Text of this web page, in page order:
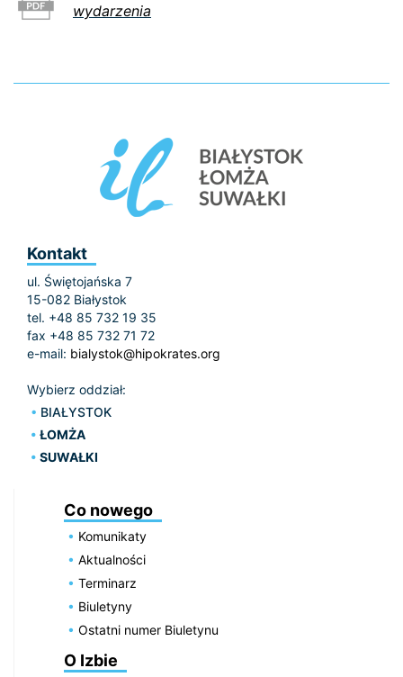
wydarzenia
Kontakt
ul. Świętojańska 7
15-082 Białystok
tel. +48 85 732 19 35
fax +48 85 732 71 72
e-mail: bialystok@hipokrates.org
Wybierz oddział:
BIAŁYSTOK
ŁOMŻA
SUWAŁKI
Co nowego
Komunikaty
Aktualności
Terminarz
Biuletyny
Ostatni numer Biuletynu
O Izbie